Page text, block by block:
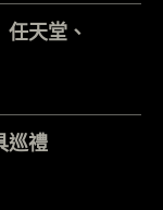
天堂、
巡禮